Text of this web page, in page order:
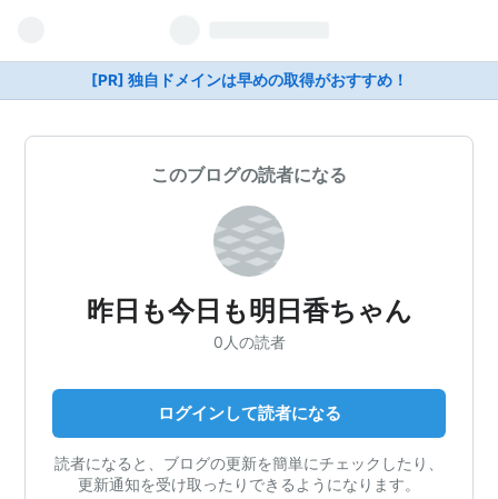
[PR] 独自ドメインは早めの取得がおすすめ！
このブログの読者になる
昨日も今日も明日香ちゃん
0人の読者
ログインして読者になる
読者になると、ブログの更新を簡単にチェックしたり、
更新通知を受け取ったりできるようになります。